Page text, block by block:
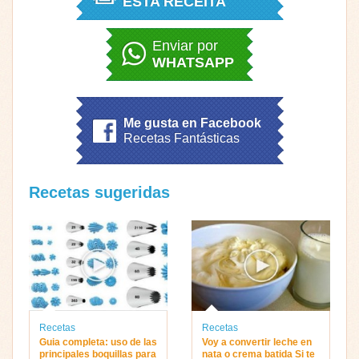
Enviar por
WHATSAPP
Me gusta en Facebook
Recetas Fantásticas
Recetas sugeridas
Recetas
Guia completa: uso de las
principales boquillas para
Recetas
Voy a convertir leche en
nata o crema batida Si te